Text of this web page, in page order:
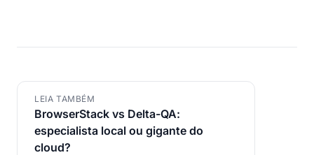
LEIA TAMBÉM
BrowserStack vs Delta-QA:
especialista local ou gigante do
cloud?